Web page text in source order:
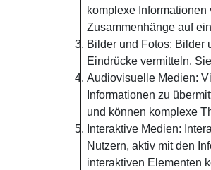
komplexe
Zusammenhänge auf
Bilder und Fotos: Bilder
Eindrücke vermitteln.
Audiovisuelle Medien:
Informationen zu
und können komplexe
Interaktive Medien:
Nutzern, aktiv mit den
interaktiven Elementen